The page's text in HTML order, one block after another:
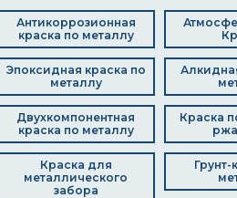
Антикоррозионная
краска по металлу
Эпоксидная краска по
металлу
Двухкомпонентная
краска по металлу
Краска
Краска для
металлического
забора
Грунт-